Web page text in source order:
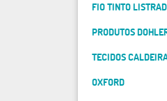
FIO TINTO
PRODUTOS
TECIDOS
OXFORD